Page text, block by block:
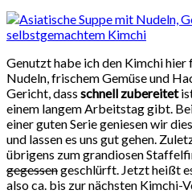
Genutzt habe ich den Kimchi hier
Nudeln, frischem Gemüse und
Gericht, dass schnell zubereitet
einem langem Arbeitstag gibt.
einer guten Serie geniesen wir
und lassen es uns gut gehen.
übrigens zum grandiosen
gegessengeschlürft. Jetzt heißt
also ca. bis zur nächsten